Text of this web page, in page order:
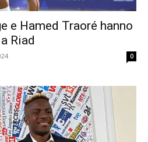
e Hamed Traoré hanno
Riad
0